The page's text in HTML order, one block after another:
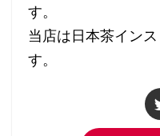
す。
当店は日本茶イン
す。